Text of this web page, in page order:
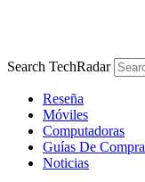
Search TechRadar
Reseña
Móviles
Computadoras
Guías De Compra
Noticias